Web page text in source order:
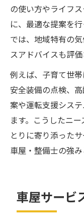
の使い方やライフ
に、最適な提案を
では、地域特有の
スアドバイスも評価
例えば、子育て世
安全装備の点検、
案や運転支援シス
ます。こうしたニ
とりに寄り添った
車屋・整備士の強み
車屋サービ